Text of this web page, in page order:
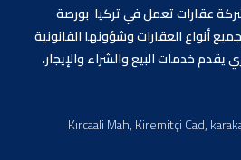
عقارات تعمل في تركيا بورصة
أنواع العقارات وشؤونها القانونية
خدمات البيع والشراء والإيجار.
Kırcaali Mah, Kiremitçi Cad,